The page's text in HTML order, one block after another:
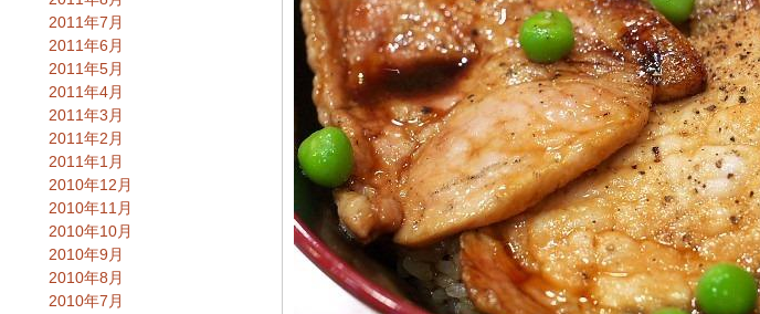
2011年7月
2011年6月
2011年5月
2011年4月
2011年3月
2011年2月
2011年1月
2010年12月
2010年11月
2010年10月
2010年9月
2010年8月
2010年7月